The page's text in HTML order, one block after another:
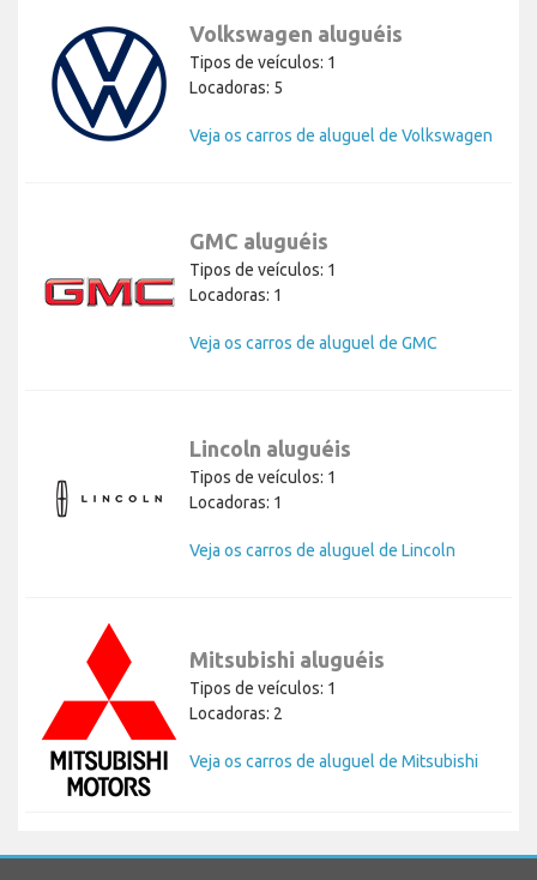
Volkswagen aluguéis
Tipos de veículos: 1
Locadoras: 5
Veja os carros de aluguel de Volkswagen
GMC aluguéis
Tipos de veículos: 1
Locadoras: 1
Veja os carros de aluguel de GMC
Lincoln aluguéis
Tipos de veículos: 1
Locadoras: 1
Veja os carros de aluguel de Lincoln
Mitsubishi aluguéis
Tipos de veículos: 1
Locadoras: 2
Veja os carros de aluguel de Mitsubishi